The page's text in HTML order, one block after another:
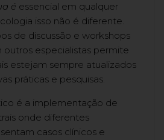
é essencial em qualquer
isso não é diferente.
de discussão e workshops
especialistas permite
estejam sempre atualizados
práticas e pesquisas.
é a implementação de
onde diferentes
casos clínicos e